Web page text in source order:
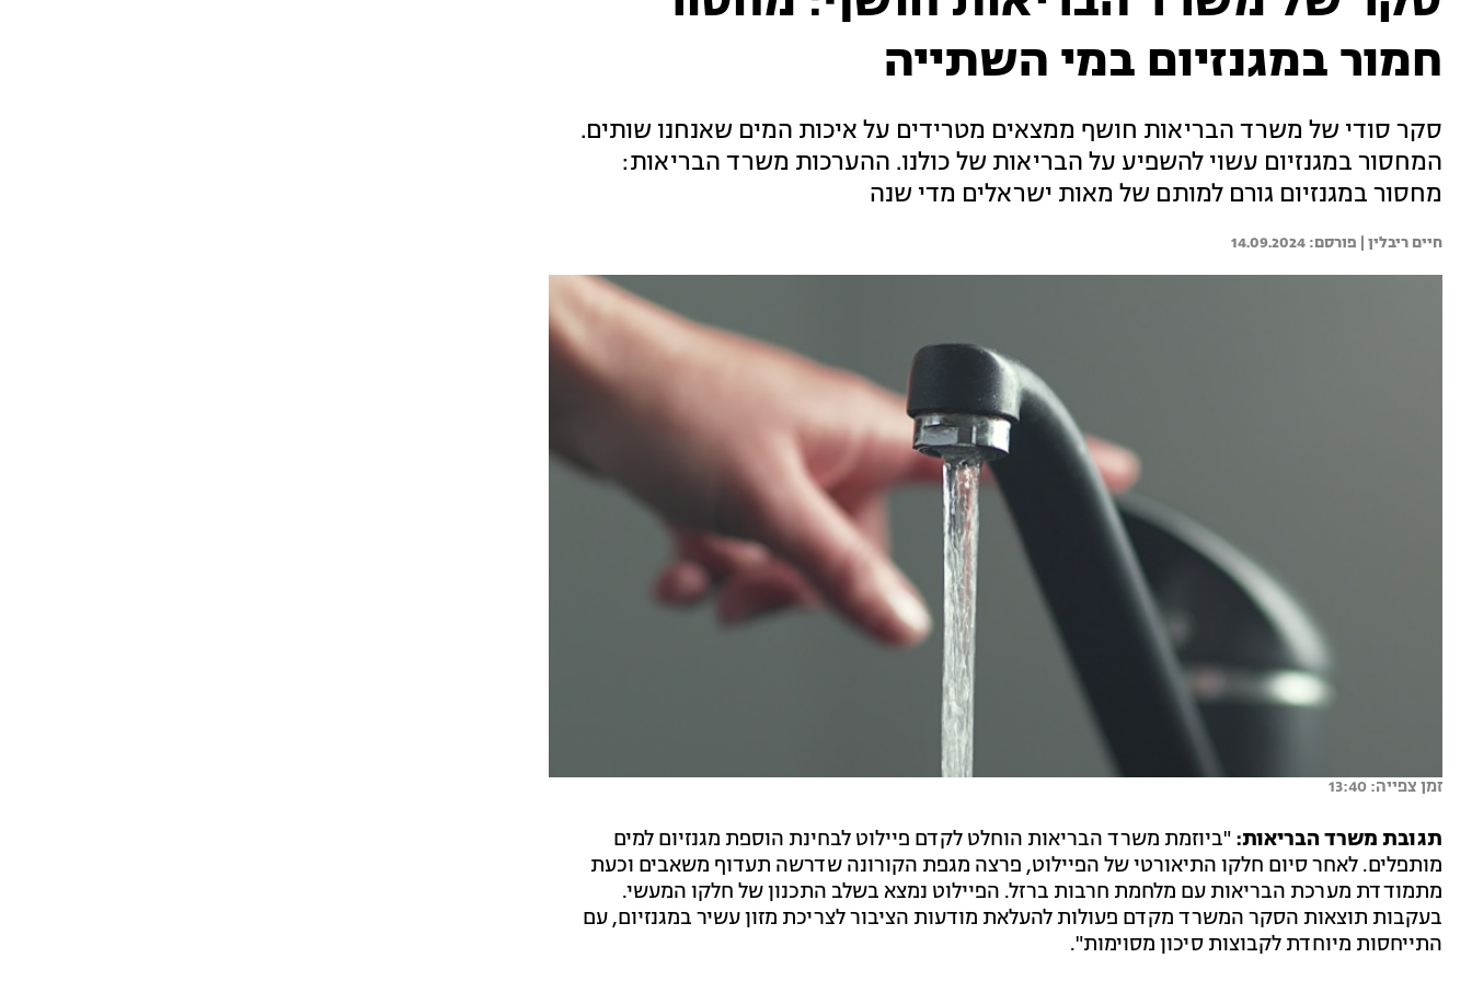
חמור במגנזיום במי השתייה
סקר סודי של משרד הבריאות חושף ממצאים מטרידים על איכות המים שאנחנו שותים.
המחסור במגנזיום עשוי להשפיע על הבריאות של כולנו. ההערכות משרד הבריאות:
מחסור במגנזיום גורם למותם של מאות ישראלים מדי שנה
חיים ריבלין | 14.09.2024
זמן צפייה: 13:40
תגובת משרד הבריאות: "ביוזמת משרד הבריאות הוחלט לקדם פיילוט לבחינת הוספת מגנזיום למים
מותפלים. לאחר סיום חלקו התיאורטי של הפיילוט, פרצה מגפת הקורונה שדרשה תעדוף משאבים וכעת
מתמודדת מערכת הבריאות עם מלחמת חרבות ברזל. הפיילוט נמצא בשלב התכנון של חלקו המעשי.
בעקבות תוצאות הסקר המשרד מקדם פעולות להעלאת מודעות הציבור לצריכת מזון עשיר במגנזיום, עם
התייחסות מיוחדת לקבוצות סיכון מסוימות".